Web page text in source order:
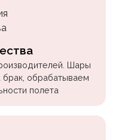
Шары
обрабатываем
полета